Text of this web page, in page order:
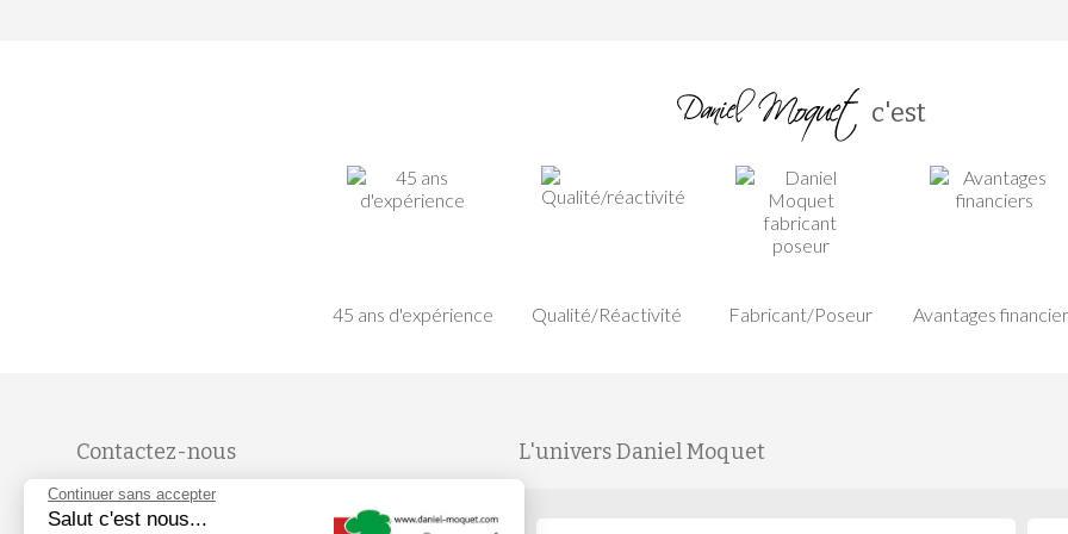
Continuer sans accepter
Salut c'est nous...
c'est
45 ans d'expérience Qualité/Réactivité Fabricant/Poseur Avantages
Contactez-nous
Du lundi au vendredi, de 9H à 19H
L'univers Daniel Moquet